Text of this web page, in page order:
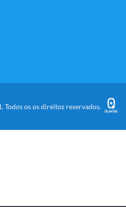
os os direitos reservados.